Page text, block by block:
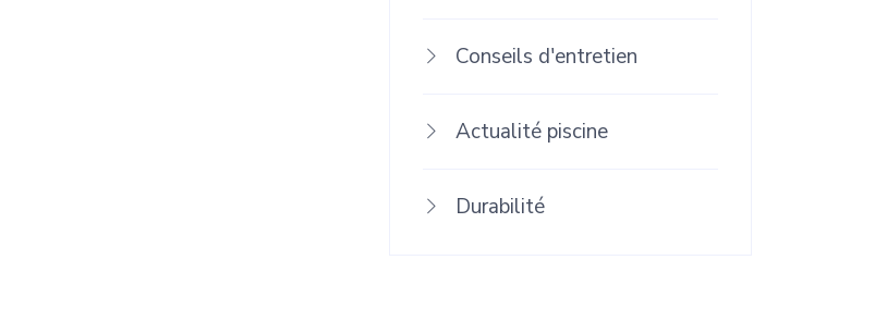
Conseils d'entretien
Actualité piscine
Durabilité